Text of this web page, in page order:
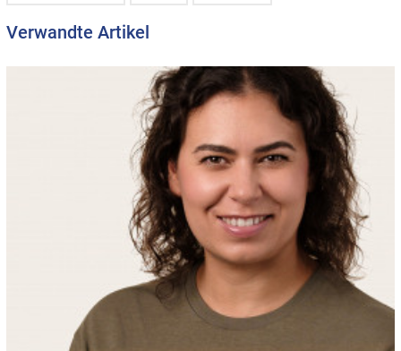
Verwandte Artikel